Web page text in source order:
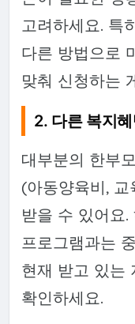
고려하세요. 특
다른 방법으로
맞춰 신청하는
2. 다른 복지
대부분의 한부
(아동양육비,
받을 수 있어요
프로그램과는
현재 받고 있는
확인하세요.